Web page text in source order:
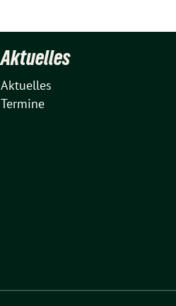
Aktuelles
Aktuelles
Termine